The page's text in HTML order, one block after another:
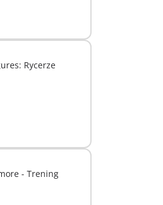
Rycerze
- Trening